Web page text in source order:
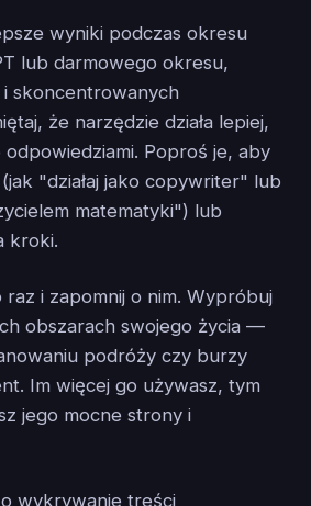
wyniki podczas okresu
lub darmowego okresu,
i skoncentrowanych
że narzędzie działa lepiej,
Poproś je, aby
"działaj jako copywriter" lub
matematyki") lub
kroki.
i zapomnij o nim. Wypróbuj
obszarach swojego życia —
podróży czy burzy
Im więcej go używasz, tym
jego mocne strony i
wykrywanie treści